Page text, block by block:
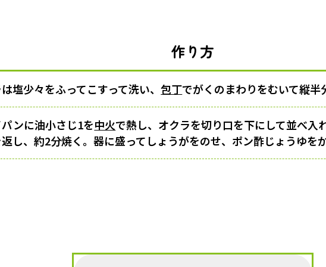
作り方
塩少々をふってこすって洗い、包丁でがくのまわりをむいて縦半
ンに油小さじ1を中火で熱し、オクラを切り口を下にして並べ入
返し、約2分焼く。器に盛ってしょうがをのせ、ポン酢じょうゆを